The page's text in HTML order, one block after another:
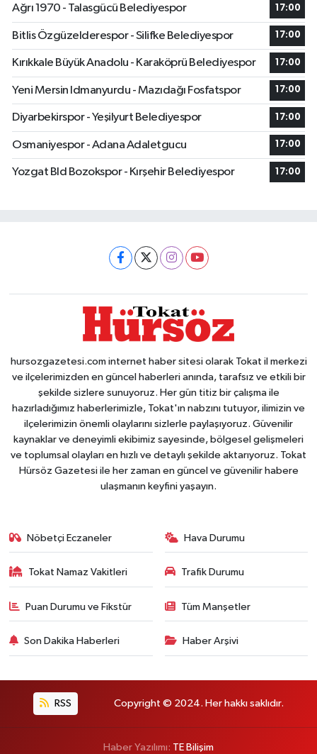
Ağrı 1970 - Talasgücü Belediyespor 17:00
Bitlis Özgüzelderespor - Silifke Belediyespor 17:00
Kırıkkale Büyük Anadolu - Karaköprü Belediyespor 17:00
Yeni Mersin Idmanyurdu - Mazıdağı Fosfatspor 17:00
Diyarbekirspor - Yeşilyurt Belediyespor 17:00
Osmaniyespor - Adana Adaletgucu 17:00
Yozgat Bld Bozokspor - Kırşehir Belediyespor 17:00
hursozgazetesi.com internet haber sitesi olarak Tokat il merkezi
ve ilçelerimizden en güncel haberleri anında, tarafsız ve etkili bir
şekilde sizlere sunuyoruz. Her gün titiz bir çalışma ile
hazırladığımız haberlerimizle, Tokat'ın nabzını tutuyor, ilimizin ve
ilçelerimizin önemli olaylarını sizlerle paylaşıyoruz. Güvenilir
kaynaklar ve deneyimli ekibimiz sayesinde, bölgesel gelişmeleri
ve toplumsal olayları en hızlı ve detaylı şekilde aktarıyoruz. Tokat
Hürsöz Gazetesi ile her zaman en güncel ve güvenilir habere
ulaşmanın keyfini yaşayın.
Nöbetçi Eczaneler Hava Durumu
Tokat Namaz Vakitleri Trafik Durumu
Puan Durumu ve Fikstür Tüm Manşetler
Son Dakika Haberleri Haber Arşivi
RSS Copyright © 2024. Her hakkı saklıdır.
Haber Yazılımı: TE Bilişim